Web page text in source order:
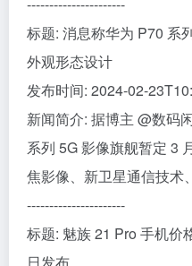
----------------------
标题: 消息称华为 P70 系
外观形态设计
发布时间: 2024-02-
新闻简介: 据博主 @数码
系列 5G 影像旗舰暂定 3
焦影像、新卫星通信技术
----------------------
标题: 魅族 21 Pro 手机价